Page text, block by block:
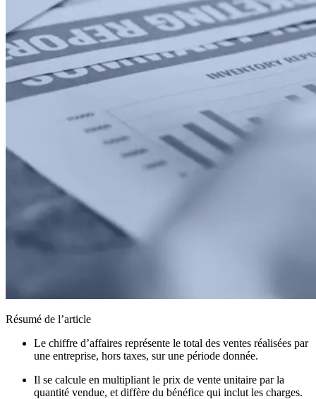
Résumé de l’article
Le chiffre d’affaires représente le total des ventes réalisées par
une entreprise, hors taxes, sur une période donnée.
Il se calcule en multipliant le prix de vente unitaire par la
quantité vendue, et diffère du bénéfice qui inclut les charges.